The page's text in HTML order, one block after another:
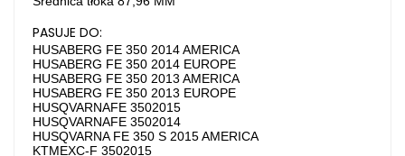
PASUJE DO:
HUSABERG FE 350 2014 AMERICA
HUSABERG FE 350 2014 EUROPE
HUSABERG FE 350 2013 AMERICA
HUSABERG FE 350 2013 EUROPE
HUSQVARNAFE 3502015
HUSQVARNAFE 3502014
HUSQVARNA FE 350 S 2015 AMERICA
KTMEXC-F 3502015